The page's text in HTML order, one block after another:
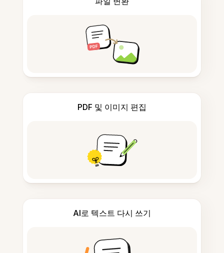
PDF 및 이미지 편집
AI로 텍스트 다시 쓰기